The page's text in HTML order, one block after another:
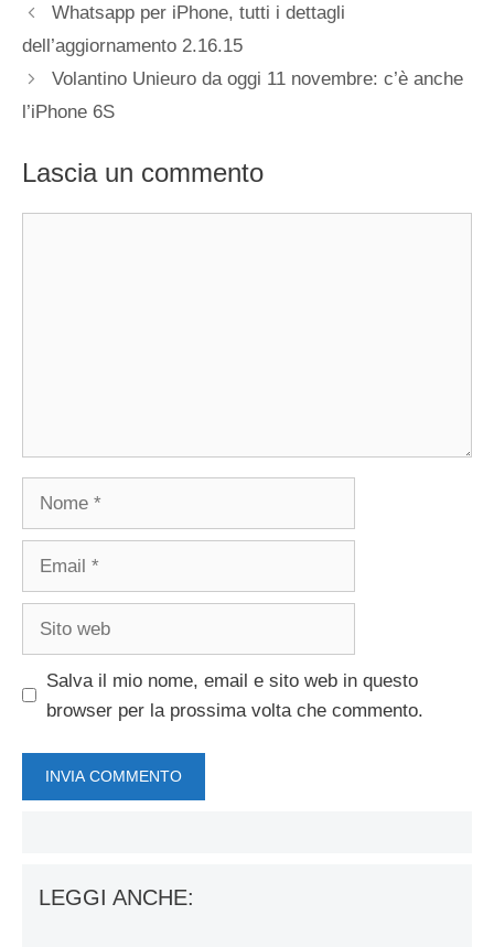
Whatsapp per iPhone, tutti i dettagli
dell’aggiornamento 2.16.15
Volantino Unieuro da oggi 11 novembre: c’è anche
l’iPhone 6S
Lascia un commento
Nome
Email
Sito
Salva il mio nome, email e sito web in questo
browser per la prossima volta che commento.
LEGGI ANCHE: